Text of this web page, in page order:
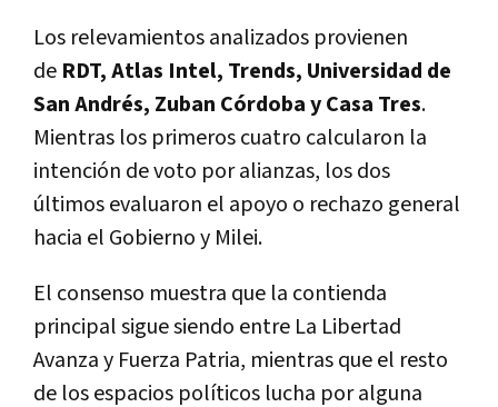
Los relevamientos analizados provienen
de RDT, Atlas Intel, Trends, Universidad de
San Andrés, Zuban Córdoba y Casa Tres.
Mientras los primeros cuatro calcularon la
intención de voto por alianzas, los dos
últimos evaluaron el apoyo o rechazo general
hacia el Gobierno y Milei.
El consenso muestra que la contienda
principal sigue siendo entre La Libertad
Avanza y Fuerza Patria, mientras que el resto
de los espacios políticos lucha por alguna